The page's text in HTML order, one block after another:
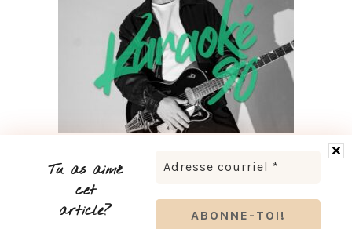
Tu as aimé
cet
article?